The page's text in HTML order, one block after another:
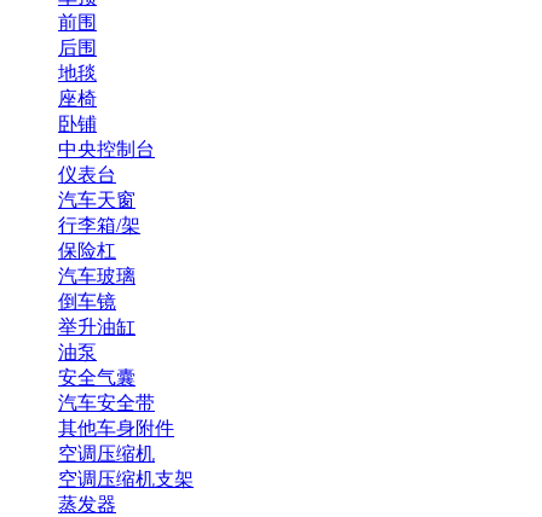
前围
后围
地毯
座椅
卧铺
中央控制台
仪表台
汽车天窗
行李箱/架
保险杠
汽车玻璃
倒车镜
举升油缸
油泵
安全气囊
汽车安全带
其他车身附件
空调压缩机
空调压缩机支架
蒸发器